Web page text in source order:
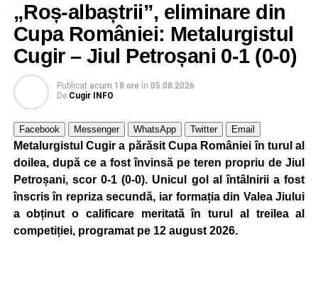
„Roș-albaștrii”, eliminare din
Cupa României: Metalurgistul
Cugir – Jiul Petroșani 0-1 (0-0)
Publicat acum 18 ore în 05.08.2026
De Cugir INFO
Facebook Messenger WhatsApp Twitter Email
Metalurgistul Cugir a părăsit Cupa României în turul al
doilea, după ce a fost învinsă pe teren propriu de Jiul
Petroșani, scor 0-1 (0-0). Unicul gol al întâlnirii a fost
înscris în repriza secundă, iar formația din Valea Jiului
a obținut o calificare meritată în turul al treilea al
competiției, programat pe 12 august 2026.